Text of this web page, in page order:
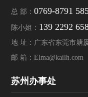
总 部：0769-8791
陈小姐： 139 2292
地 址：广东省东莞市塘
邮 箱：Elma@kailh.com
苏州办事处